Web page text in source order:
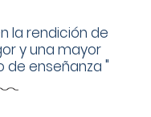
la rendición de
y una mayor
de enseñanza "